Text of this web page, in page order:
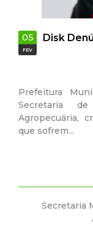
05
FEV
Disk
Prefeitura
Secretaria
Agropecuária,
que sofrem...
Secretaria